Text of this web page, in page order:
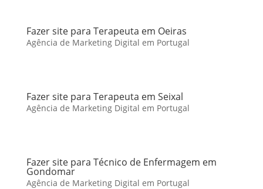
Fazer site para Terapeuta em Oeiras
Agência de Marketing Digital em Portugal
Fazer site para Terapeuta em Seixal
Agência de Marketing Digital em Portugal
Fazer site para Técnico de Enfermagem em
Gondomar
Agência de Marketing Digital em Portugal